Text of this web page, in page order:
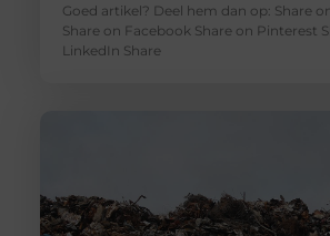
Goed artikel? Deel hem dan op: Share
Share on Facebook Share on Pinterest
LinkedIn Share